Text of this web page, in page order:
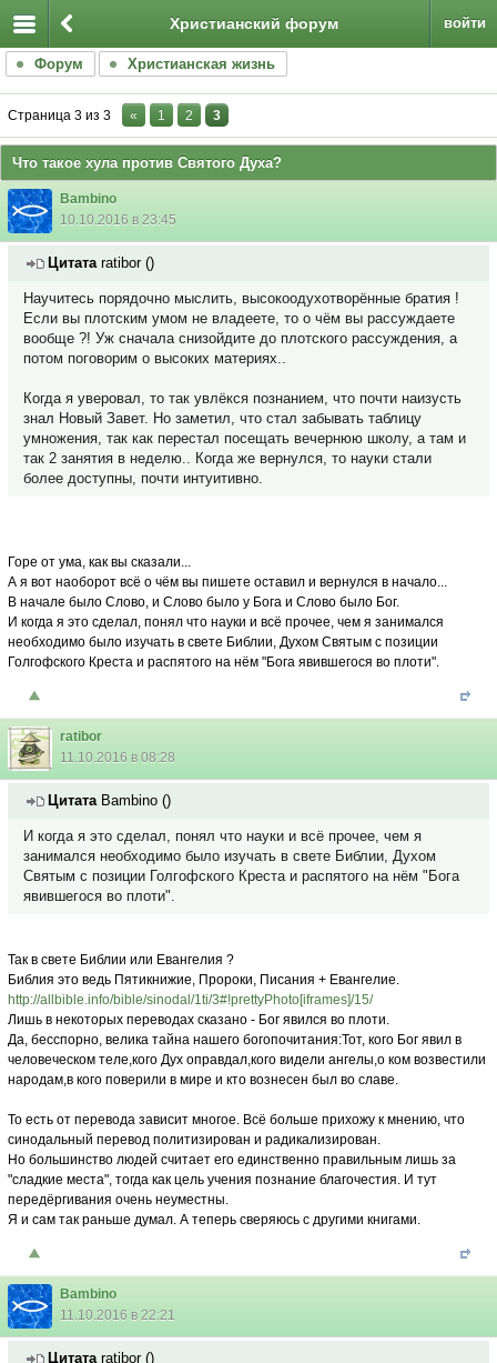
войти
Христианский форум
Форум Христианская жизнь
Страница 3 из 3 « 1 2 3
Что такое хула против Святого Духа?
Bambino
10.10.2016 в 23:45
Цитата ratibor()
Научитесь порядочно мыслить, высокоодухотворённые братия !
Если вы плотским умом не владеете, то о чём вы рассуждаете
вообще ?! Уж сначала снизойдите до плотского рассуждения, а
потом поговорим о высоких материях..
Когда я уверовал, то так увлёкся познанием, что почти наизусть
знал Новый Завет. Но заметил, что стал забывать таблицу
умножения, так как перестал посещать вечернюю школу, а там и
так 2 занятия в неделю.. Когда же вернулся, то науки стали
более доступны, почти интуитивно.
Горе от ума, как вы сказали...
А я вот наоборот всё о чём вы пишете оставил и вернулся в начало...
В начале было Слово, и Слово было у Бога и Слово было Бог.
И когда я это сделал, понял что науки и всё прочее, чем я занимался
необходимо было изучать в свете Библии, Духом Святым с позиции
Голгофского Креста и распятого на нём "Бога явившегося во плоти".
ratibor
11.10.2016 в 08:28
Цитата Bambino ()
И когда я это сделал, понял что науки и всё прочее, чем я
занимался необходимо было изучать в свете Библии, Духом
Святым с позиции Голгофского Креста и распятого на нём "Бога
явившегося во плоти".
Так в свете Библии или Евангелия ?
Библия это ведь Пятикнижие, Пророки, Писания + Евангелие.
http://allbible.info/bible/sinodal/1ti/3#!prettyPhoto[iframes]/15/
Лишь в некоторых переводах сказано - Бог явился во плоти.
Да, бесспорно, велика тайна нашего богопочитания:Тот, кого Бог явил в
человеческом теле,кого Дух оправдал,кого видели ангелы,о ком возвестили
народам,в кого поверили в мире и кто вознесен был во славе.
То есть от перевода зависит многое. Всё больше прихожу к мнению, что
синодальный перевод политизирован и радикализирован.
Но большинство людей считает его единственно правильным лишь за
"сладкие места", тогда как цель учения познание благочестия. И тут
передёргивания очень неуместны.
Я и сам так раньше думал. А теперь сверяюсь с другими книгами.
Bambino
11.10.2016 в 22:21
Цитата ratibor()